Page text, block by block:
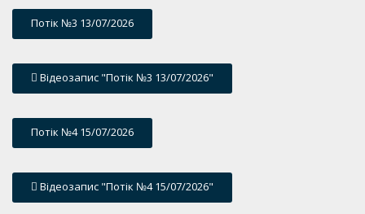
Потік №3 13/07/2026
Відеозапис "Потік №3 13/07/2026"
Потік №4 15/07/2026
Відеозапис "Потік №4 15/07/2026"